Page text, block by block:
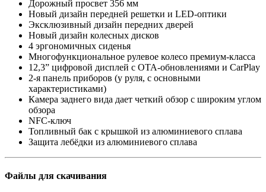
Дорожный просвет 356 мм
Новый дизайн передней решетки и LED-оптики
Эксклюзивный дизайн передних дверей
Новый дизайн колесных дисков
4 эргономичных сиденья
Многофункциональное рулевое колесо премиум-класса
12,3” цифровой дисплей с OTA-обновлениями и CarPlay
2-я панель приборов (у руля, с основными
характеристиками)
Камера заднего вида дает четкий обзор с широким углом
обзора
NFC-ключ
Топливный бак с крышкой из алюминиевого сплава
Защита лебёдки из алюминиевого сплава
Файлы для скачивания